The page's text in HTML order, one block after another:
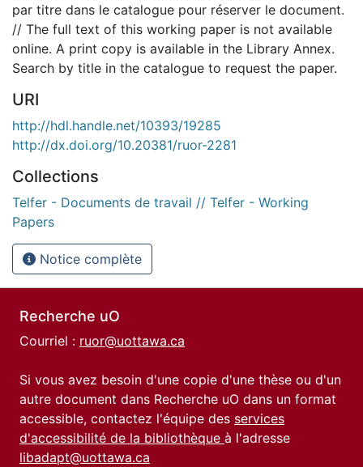
par titre dans le catalogue pour réserver le document.
// The full text of this working paper is not available
online. A print copy is available in the Library Annex.
Search by title in the catalogue to request the paper.
URI
http://hdl.handle.net/10393/19285
http://dx.doi.org/10.20381/ruor-2281
Collections
Telfer - Documents de travail // Telfer - Working
Papers
Notice complète
Recherche uO
Courriel : ruor@uottawa.ca
Si vous avez besoin d'une copie d'une thèse ou d'un
autre document dans Recherche uO dans un format
accessible, contactez l'équipe des services
d'accessibilité de la bibliothèque à l'adresse
libadapt@uottawa.ca